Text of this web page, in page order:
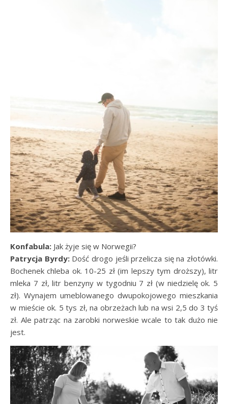
Konfabula: Jak żyje się w Norwegii?
Patrycja Byrdy:Dość drogo jeśli przelicza się na złotówki.
Bochenek chleba ok. 10-25 zł (im lepszy tym droższy), litr
mleka 7 zł, litr benzyny w tygodniu 7 zł (w niedzielę ok. 5
zł). Wynajem umeblowanego dwupokojowego mieszkania
w mieście ok. 5 tys zł, na obrzeżach lub na wsi 2,5 do 3 tyś
zł. Ale patrząc na zarobki norweskie wcale to tak dużo nie
jest.